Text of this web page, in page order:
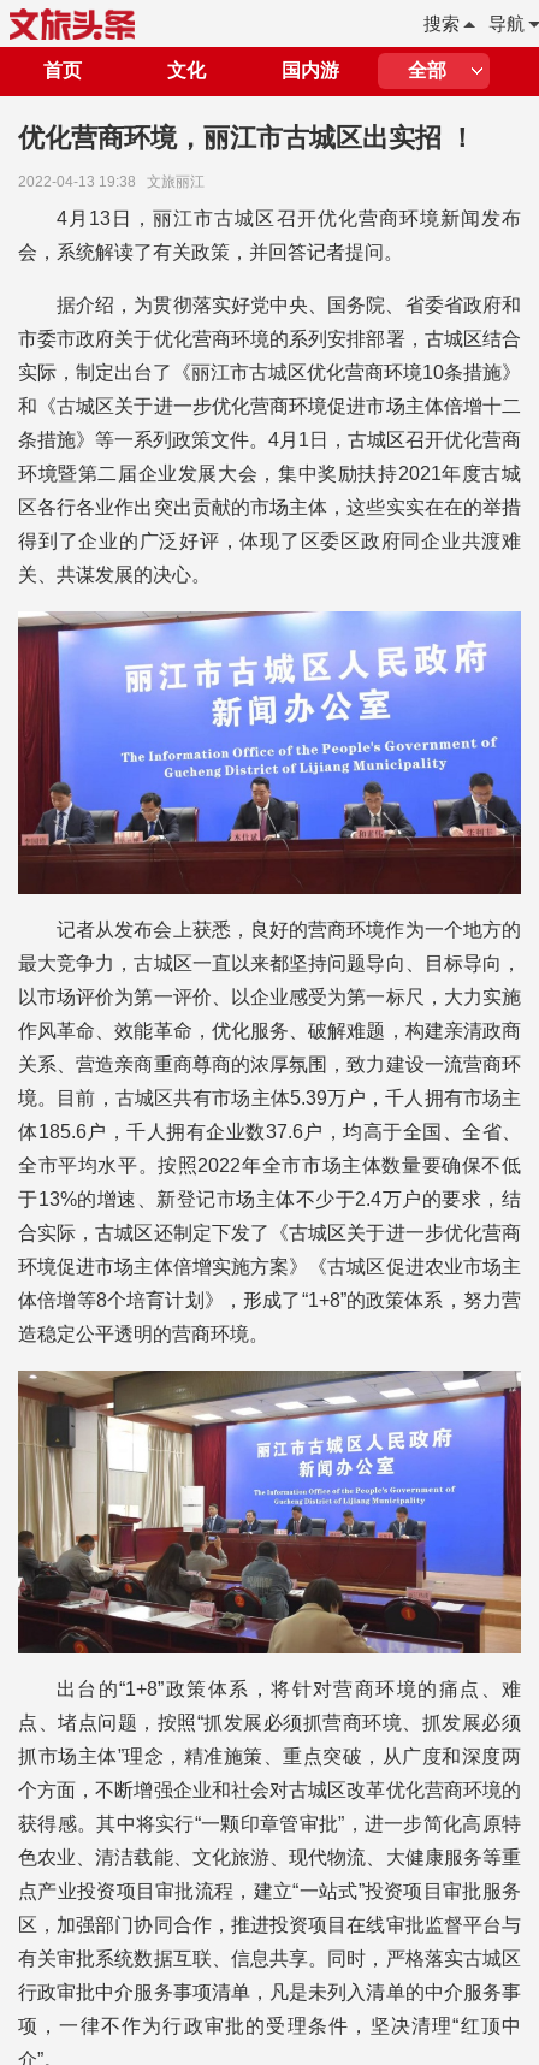
导航
搜索
首页 文化 国内游 全部
优化营商环境，丽江市古城区出实招 ！
2022-04-13 19:38 文旅丽江
4月13日，丽江市古城区召开优化营商环境新闻发布
会，系统解读了有关政策，并回答记者提问。
据介绍，为贯彻落实好党中央、国务院、省委省政府和
市委市政府关于优化营商环境的系列安排部署，古城区结合
实际，制定出台了《丽江市古城区优化营商环境10条措施》
和《古城区关于进一步优化营商环境促进市场主体倍增十二
条措施》等一系列政策文件。4月1日，古城区召开优化营商
环境暨第二届企业发展大会，集中奖励扶持2021年度古城
区各行各业作出突出贡献的市场主体，这些实实在在的举措
得到了企业的广泛好评，体现了区委区政府同企业共渡难
关、共谋发展的决心。
记者从发布会上获悉，良好的营商环境作为一个地方的
最大竞争力，古城区一直以来都坚持问题导向、目标导向，
以市场评价为第一评价、以企业感受为第一标尺，大力实施
作风革命、效能革命，优化服务、破解难题，构建亲清政商
关系、营造亲商重商尊商的浓厚氛围，致力建设一流营商环
境。目前，古城区共有市场主体5.39万户，千人拥有市场主
体185.6户，千人拥有企业数37.6户，均高于全国、全省、
全市平均水平。按照2022年全市市场主体数量要确保不低
于13%的增速、新登记市场主体不少于2.4万户的要求，结
合实际，古城区还制定下发了《古城区关于进一步优化营商
环境促进市场主体倍增实施方案》《古城区促进农业市场主
体倍增等8个培育计划》，形成了“1+8”的政策体系，努力营
造稳定公平透明的营商环境。
出台的“1+8”政策体系，将针对营商环境的痛点、难
点、堵点问题，按照“抓发展必须抓营商环境、抓发展必须
抓市场主体”理念，精准施策、重点突破，从广度和深度两
个方面，不断增强企业和社会对古城区改革优化营商环境的
获得感。其中将实行“一颗印章管审批”，进一步简化高原特
色农业、清洁载能、文化旅游、现代物流、大健康服务等重
点产业投资项目审批流程，建立“一站式”投资项目审批服务
区，加强部门协同合作，推进投资项目在线审批监督平台与
有关审批系统数据互联、信息共享。同时，严格落实古城区
行政审批中介服务事项清单，凡是未列入清单的中介服务事
项，一律不作为行政审批的受理条件，坚决清理“红顶中
介”。